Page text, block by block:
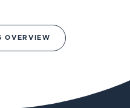
OVERVIEW